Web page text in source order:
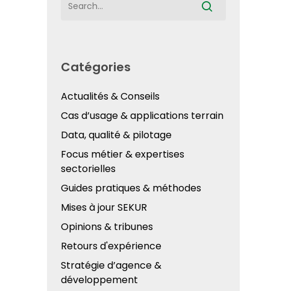
Catégories
Actualités & Conseils
Cas d’usage & applications terrain
Data, qualité & pilotage
Focus métier & expertises
sectorielles
Guides pratiques & méthodes
Mises à jour SEKUR
Opinions & tribunes
Retours d'expérience
Stratégie d’agence &
développement